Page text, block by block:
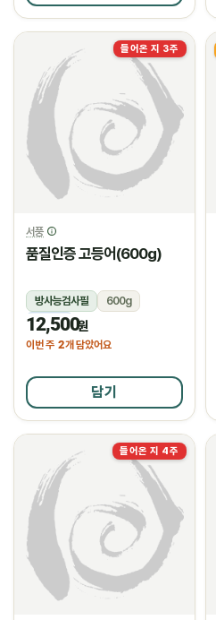
들어온 지 3주
서풍
품질인증 고등어(600g)
방사능검사필
600g
냉동
12,500원
이번 주 2개 담았어요
담기
들어온 지 4주